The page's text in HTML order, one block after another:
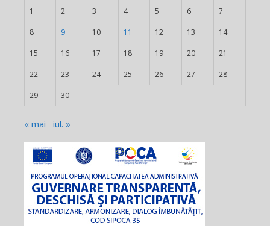
1 2 3 4 5 6 7
8 9 10 11 12 13 14
15 16 17 18 19 20 21
22 23 24 25 26 27 28
29 30
« mai iul. »